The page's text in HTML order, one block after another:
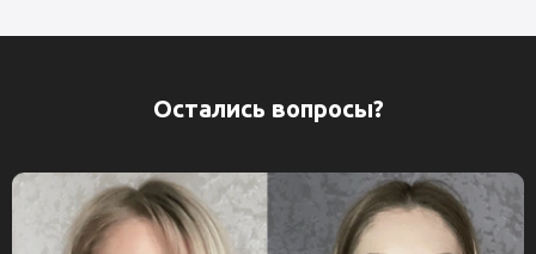
Остались вопросы?